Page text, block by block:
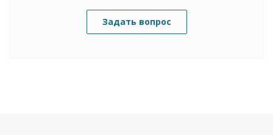
Задать вопрос